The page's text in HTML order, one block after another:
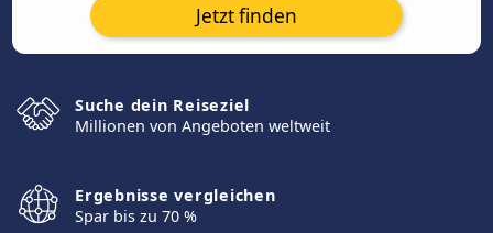
Jetzt finden
Suche dein Reiseziel
Millionen von Angeboten weltweit
Ergebnisse vergleichen
Spar bis zu 70 %